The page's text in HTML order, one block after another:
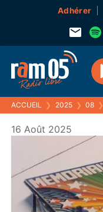
Adhérer
ACCUEIL ❯ 2025 ❯ 08 ❯
16 Août 2025